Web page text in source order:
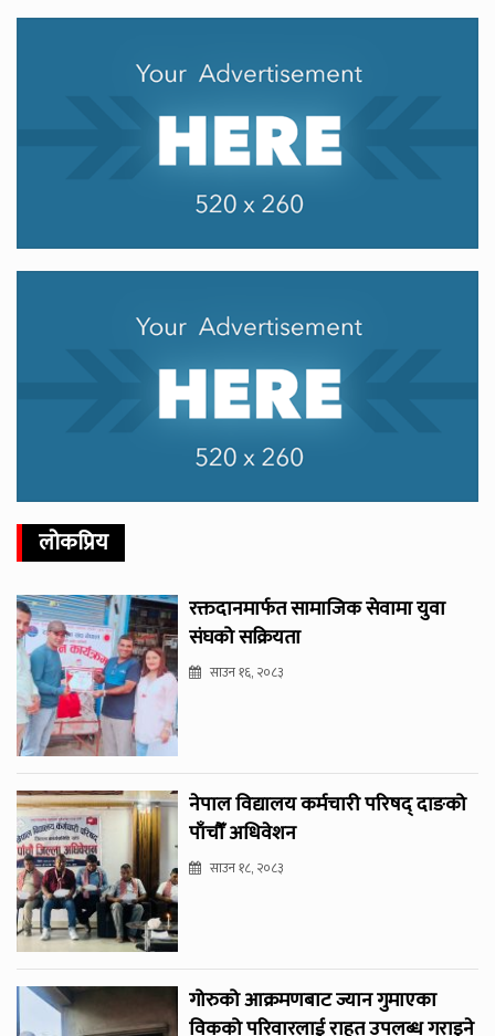
लोकप्रिय
रक्तदानमार्फत सामाजिक सेवामा युवा
संघको सक्रियता
साउन १६, २०८३
नेपाल विद्यालय कर्मचारी परिषद् दाङको
पाँचौँ अधिवेशन
साउन १८, २०८३
गोरुको आक्रमणबाट ज्यान गुमाएका